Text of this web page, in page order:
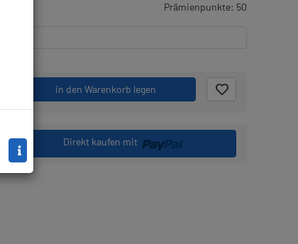
Prämienpunkte: 50
in den Warenkorb legen
Direkt kaufen mit